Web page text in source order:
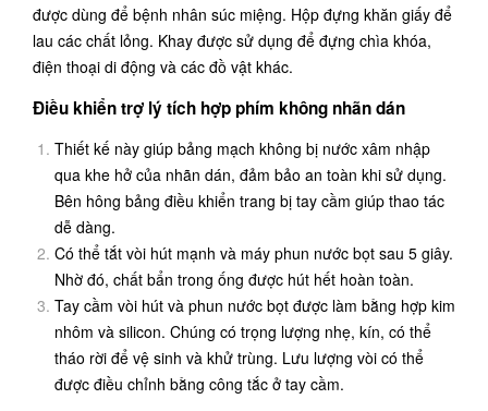
được dùng để bệnh nhân súc miệng. Hộp đựng khăn giấy để
lau các chất lỏng. Khay được sử dụng để đựng chìa khóa,
điện thoại di động và các đồ vật khác.
Điều khiển trợ lý tích hợp phím không nhãn dán
Thiết kế này giúp bảng mạch không bị nước xâm nhập
qua khe hở của nhãn dán, đảm bảo an toàn khi sử dụng.
Bên hông bảng điều khiển trang bị tay cầm giúp thao tác
dễ dàng.
Có thể tắt vòi hút mạnh và máy phun nước bọt sau 5 giây.
Nhờ đó, chất bẩn trong ống được hút hết hoàn toàn.
Tay cầm vòi hút và phun nước bọt được làm bằng hợp kim
nhôm và silicon. Chúng có trọng lượng nhẹ, kín, có thể
tháo rời để vệ sinh và khử trùng. Lưu lượng vòi có thể
được điều chỉnh bằng công tắc ở tay cầm.